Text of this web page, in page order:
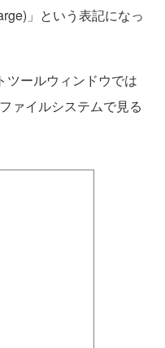
」という表記になっ
ールウィンドウでは
ァイルシステムで見る